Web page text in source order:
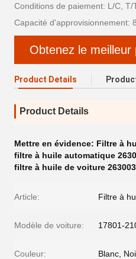
Conditions de paiement: L/C, T/
Capacité d'approvisionnement:
Obtenez le meilleur
Product Details
Product Details
Mettre en évidence: Filtre à
filtre à huile automatique
filtre à huile de voiture
Article: Filtre à
Modèle de voiture: 17801-
Couleur: Blanc,